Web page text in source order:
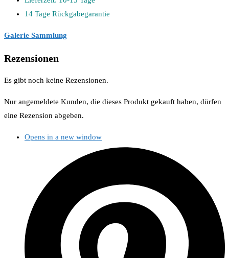
14 Tage Rückgabegarantie
Galerie Sammlung
Rezensionen
Es gibt noch keine Rezensionen.
Nur angemeldete Kunden, die dieses Produkt gekauft haben, dürfen
eine Rezension abgeben.
Opens in a new window